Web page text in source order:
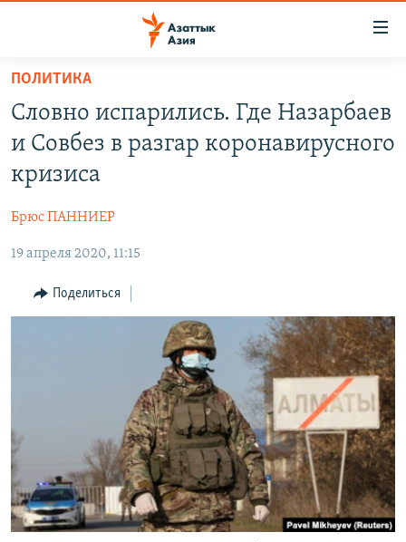
Вернуться
основному
содержанию
главной
навигации
Вернутся
поиску
КАЗАХСТАН
НОВОСТИ
ВОЙНА В УКРАИНЕ
КЫРГЫЗЧА
ЎЗБЕКЧА
ПОЛИТИКА
Словно испарились. Где Назарбаев
и Совбез в разгар коронавирусного
кризиса
Брюс ПАННИЕР
19 апреля 2020, 11:15
Поделиться